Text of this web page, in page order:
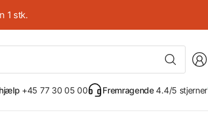
1 stk.
Search
for
+45 77 30 05 00 Fremragende4.4/5 stjerner